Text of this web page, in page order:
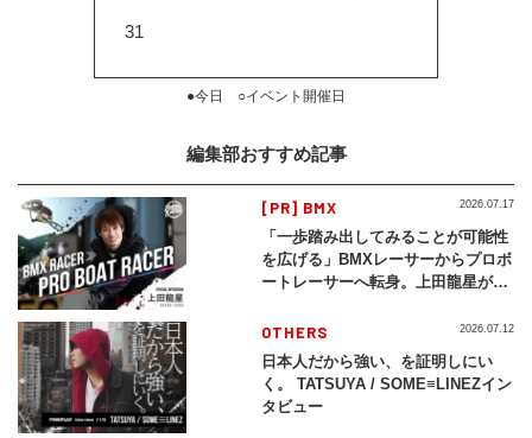
31
●今日 ○イベント開催日
編集部おすすめ記事
[PR] BMX
「一歩踏み出してみることが可能性
を広げる」BMXレーサーからプロボ
ートレーサーへ転身。上田龍星が体
2026.07.17
OTHERS
日本人だから強い、を証明しにい
く。 TATSUYA / SOME≡LINEZイン
タビュー
2026.07.12